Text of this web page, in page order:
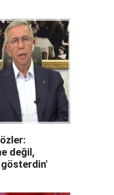
değil,
gösterdin'